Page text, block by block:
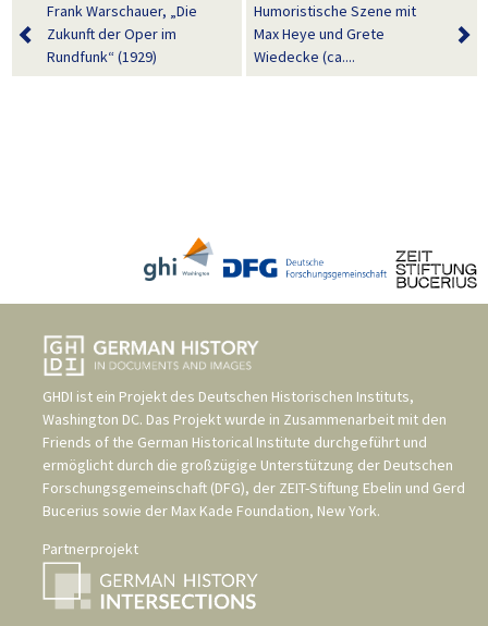
Frank Warschauer, „Die
Zukunft der Oper im
Rundfunk“ (1929)
Humoristische Szene mit
Max Heye und Grete
Wiedecke (ca....
GHDI ist ein Projekt des Deutschen Historischen Instituts,
Washington DC. Das Projekt wurde in Zusammenarbeit mit den
Friends of the German Historical Institute durchgeführt und
ermöglicht durch die großzügige Unterstützung der Deutschen
Forschungsgemeinschaft (DFG), der ZEIT-Stiftung Ebelin und Gerd
Bucerius sowie der Max Kade Foundation, New York.
Partnerprojekt